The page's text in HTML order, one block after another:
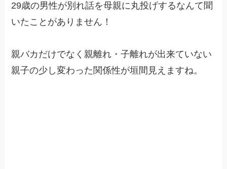
29歳の男性が別れ話を母親に丸投げするなんて聞
いたことがありません！
親バカだけでなく親離れ・子離れが出来ていない
親子の少し変わった関係性が垣間見えますね。